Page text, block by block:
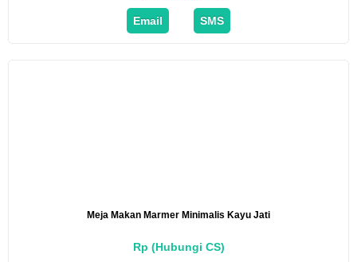
Email SMS
Meja Makan Marmer Minimalis Kayu Jati
Rp (Hubungi CS)